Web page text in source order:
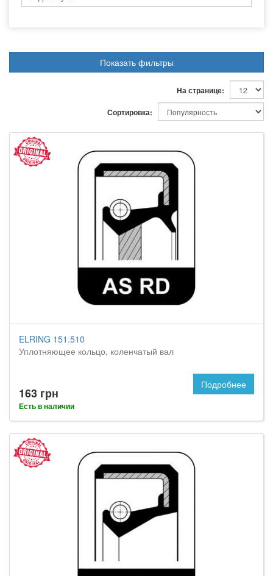
Показать фильтры
На странице:
Сортировка:
ELRING 151.510
Уплотняющее кольцо, коленчатый вал
163 грн
Есть в наличии
Подробнее